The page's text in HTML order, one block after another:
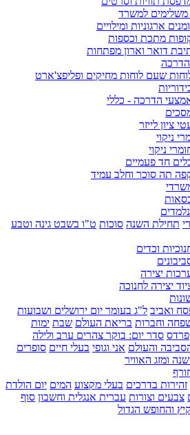
משלימים למשרד
ארגוניות ומילויים
מתכת וכספות
דואר וארון מפתחות
שעם לוחות מחיקים ופליפצ'ארט
הדרכה - כללי
ציון לייזר
ניקוי
ניקוי
חד פעמיים
תה סוכר וחלב עמיד
תחילת השנה סוכות ט"ו בשבט גינה וטבע
וכדים
יצירה
יצירה לחנוכה
ואביב ל"ג בעומר יום ירושלים ושבועות
וחברות בריאת העולם שבת ימות
פרדס סדר יום: בוקר צהרים ערב ולילה
והעולם אני וגופי בעלי חיים סופרים
ומזג האוויר
זהירות בדרכים בעלי מקצוע המים יום הולדת
צבעים וצורות עברית אנגלית וחשבון סוף
והחופש הגדול